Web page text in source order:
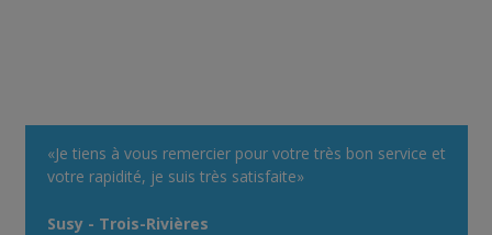
«Je tiens à vous remercier pour votre très bon service et
votre rapidité, je suis très satisfaite»
Susy - Trois-Rivières